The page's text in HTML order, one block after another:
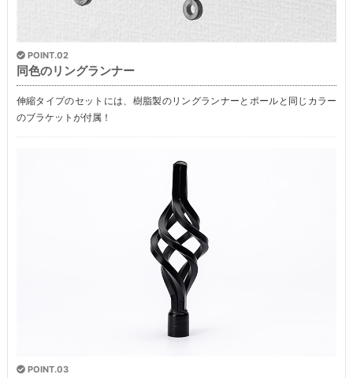
POINT.02
同色のリングランナー
伸縮タイプのセットには、樹脂製のリングランナーとポールと同じカラー
のブラケットが付属！
POINT.03